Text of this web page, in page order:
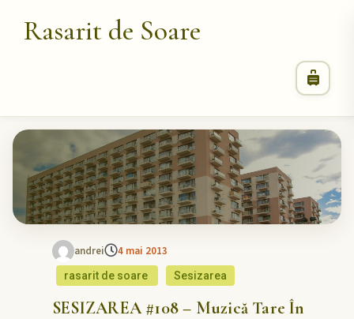
Rasarit de Soare
andrei 4 mai 2013
rasarit de soare Sesizarea
SESIZAREA #108 – Muzică Tare În